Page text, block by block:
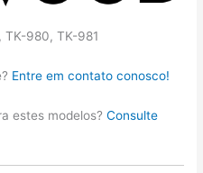
TK-980, TK-981
Entre em contato conosco!
estes modelos?Consulte